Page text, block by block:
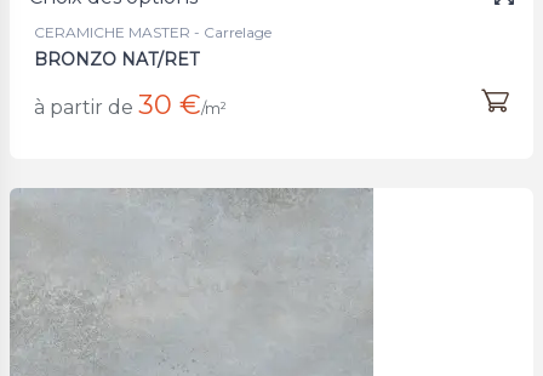
CERAMICHE MASTER - Carrelage
BRONZO NAT/RET
à partir de 30 €/m²